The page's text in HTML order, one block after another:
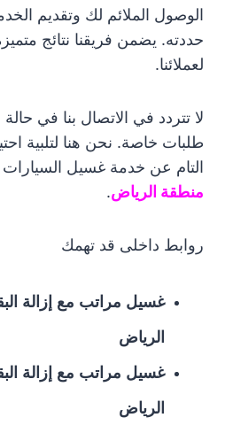
الوصول الملائم لك وتقديم
حددته. يضمن فريقنا نتائج
لعملائنا.
لا تتردد في الاتصال بنا في
طلبات خاصة. نحن هنا لتلبية
التام عن خدمة غسيل السيارات
منطقة الرياض.
روابط داخلى قد تهمك
غسيل مراتب مع إزالة
الرياض
غسيل مراتب مع إزالة
الرياض